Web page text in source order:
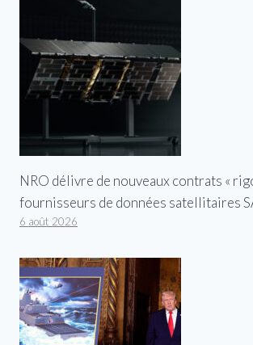
NRO délivre de nouveaux contrats «
fournisseurs de données satellitaires
6 août 2026